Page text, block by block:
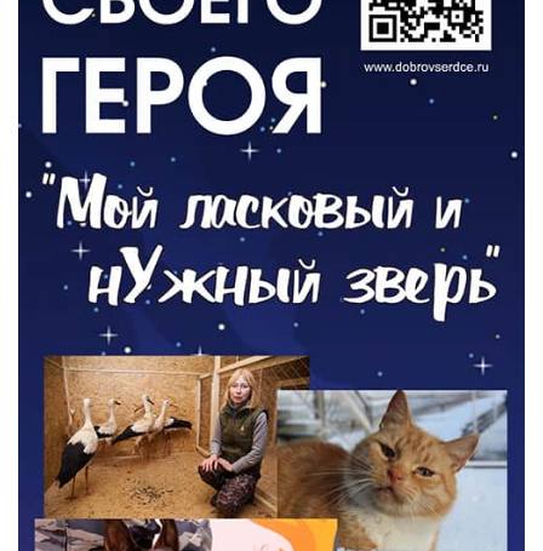
Новый настил на экотропе
05.08.2026